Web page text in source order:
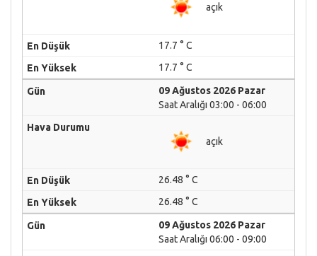
açık
17.7 ° C
17.7 ° C
09 Ağustos 2026 Pazar
Saat Aralığı 03:00 - 06:00
açık
26.48 ° C
26.48 ° C
09 Ağustos 2026 Pazar
Saat Aralığı 06:00 - 09:00